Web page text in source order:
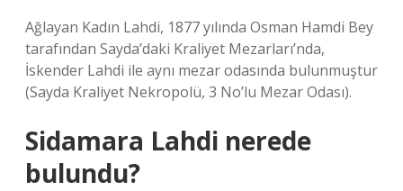
Ağlayan Kadın Lahdi, 1877 yılında Osman Hamdi Bey
tarafından Sayda’daki Kraliyet Mezarları’nda,
İskender Lahdi ile aynı mezar odasında bulunmuştur
(Sayda Kraliyet Nekropolü, 3 No’lu Mezar Odası).
Sidamara Lahdi nerede
bulundu?